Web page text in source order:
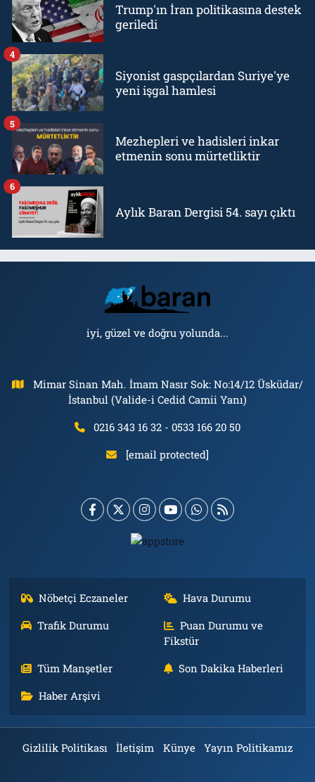
Trump'ın İran politikasına destek
geriledi
Siyonist gaspçılardan Suriye'ye
yeni işgal hamlesi
4
Mezhepleri ve hadisleri inkar
etmenin sonu mürtetliktir
5
Aylık Baran Dergisi 54. sayı çıktı
6
iyi, güzel ve doğru yolunda...
Mimar Sinan Mah. İmam Nasır Sok: No:14/12 Üsküdar/
İstanbul (Valide-i Cedid Camii Yanı)
0216 343 16 32 - 0533 166 20 50
[email protected]
Nöbetçi Eczaneler
Hava Durumu
Trafik Durumu
Puan Durumu ve
Fikstür
Tüm Manşetler
Son Dakika Haberleri
Haber Arşivi
Gizlilik Politikası İletişim Künye Yayın Politikamız